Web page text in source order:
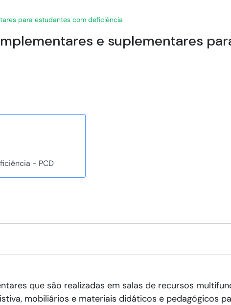
para estudantes com deficiência
e suplementares
- PCD
que são realizadas em salas de recursos
mobiliários e materiais didáticos e pedagógicos